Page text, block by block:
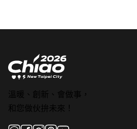
溫暖、創新、會做事，
和您做伙拚未來！